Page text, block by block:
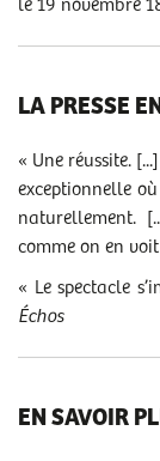
le 19 novembre
LA PRESSE
« Une réussite. [...]
exceptionnelle
naturellement.
comme on en
« Le spectacle
Échos
EN SAVOIR